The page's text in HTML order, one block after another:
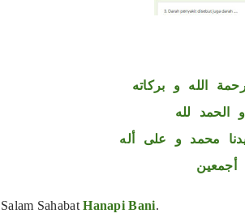
الله و بركاته
الحمد لله
محمد و على أله
Salam SahabatHanapi Bani.